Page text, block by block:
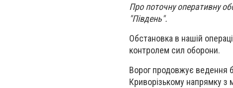
Про поточну оперативну
"Південь".
Обстановка в нашій
контролем сил оборони.
Ворог продовжує ведення
Криворізькому напрямку